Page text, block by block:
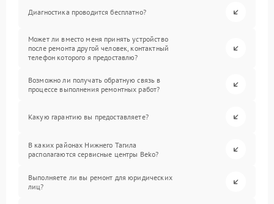
Диагностика проводится бесплатно?
Может ли вместо меня принять устройство
после ремонта другой человек, контактный
телефон которого я предоставлю?
Возможно ли получать обратную связь в
процессе выполнения ремонтных работ?
Какую гарантию вы предоставляете?
В каких районах Нижнего Тагила
располагаются сервисные центры Beko?
Выполняете ли вы ремонт для юридических
лиц?